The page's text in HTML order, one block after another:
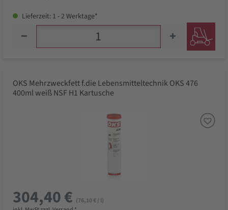
Lieferzeit: 1 - 2 Werktage*
OKS Mehrzweckfett f.die Lebensmitteltechnik OKS 476
400ml weiß NSF H1 Kartusche
304,40 € (76,10 € / l)